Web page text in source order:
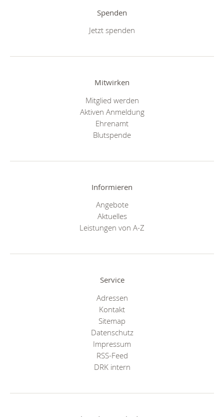
Spenden
Jetzt spenden
Mitwirken
Mitglied werden
Aktiven Anmeldung
Ehrenamt
Blutspende
Informieren
Angebote
Aktuelles
Leistungen von A-Z
Service
Adressen
Kontakt
Sitemap
Datenschutz
Impressum
RSS-Feed
DRK intern